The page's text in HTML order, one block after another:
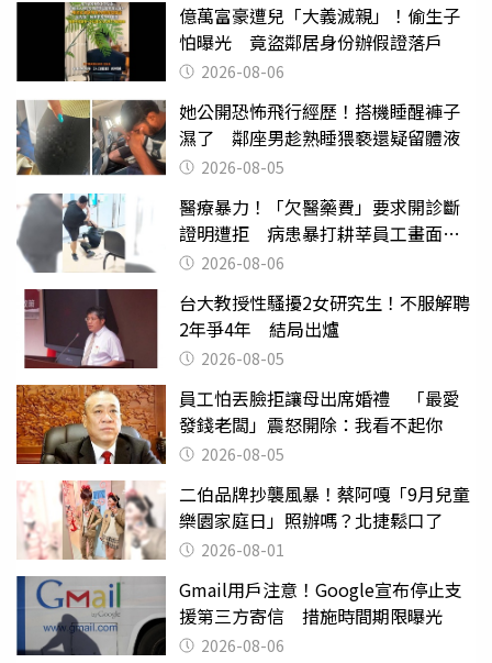
億萬富豪遭兒「大義滅親」！偷生子
怕曝光 竟盜鄰居身份辦假證落戶
2026-08-06
她公開恐怖飛行經歷！搭機睡醒褲子
濕了 鄰座男趁熟睡猥褻還疑留體液
2026-08-05
醫療暴力！「欠醫藥費」要求開診斷
證明遭拒 病患暴打耕莘員工畫面曝
光 2026-08-06
台大教授性騷擾2女研究生！不服解聘
2年爭4年 結局出爐
2026-08-05
員工怕丟臉拒讓母出席婚禮 「最愛
發錢老闆」震怒開除：我看不起你
2026-08-05
二伯品牌抄襲風暴！蔡阿嘎「9月兒童
樂園家庭日」照辦嗎？北捷鬆口了
2026-08-01
Gmail用戶注意！Google宣布停止支
援第三方寄信 措施時間期限曝光
2026-08-06